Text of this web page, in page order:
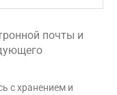
почты и
с хранением и